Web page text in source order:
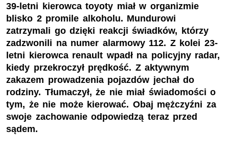
39-letni kierowca toyoty miał w organizmie
blisko 2 promile alkoholu. Mundurowi
zatrzymali go dzięki reakcji świadków, którzy
zadzwonili na numer alarmowy 112. Z kolei 23-
letni kierowca renault wpadł na policyjny radar,
kiedy przekroczył prędkość. Z aktywnym
zakazem prowadzenia pojazdów jechał do
rodziny. Tłumaczył, że nie miał świadomości o
tym, że nie może kierować. Obaj mężczyźni za
swoje zachowanie odpowiedzą teraz przed
sądem.